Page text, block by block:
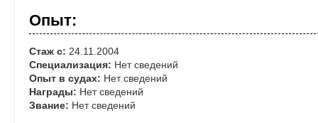
Опыт:
Стаж с: 24.11.2004
Специализация: Нет сведений
Опыт в судах: Нет сведений
Награды: Нет сведений
Звание: Нет сведений